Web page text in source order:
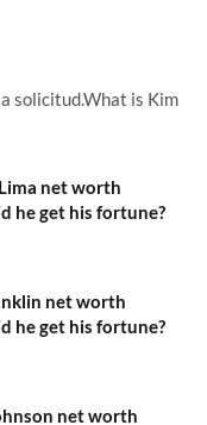
solicitud.What is Kim
net worth
he get his fortune?
net worth
he get his fortune?
net worth